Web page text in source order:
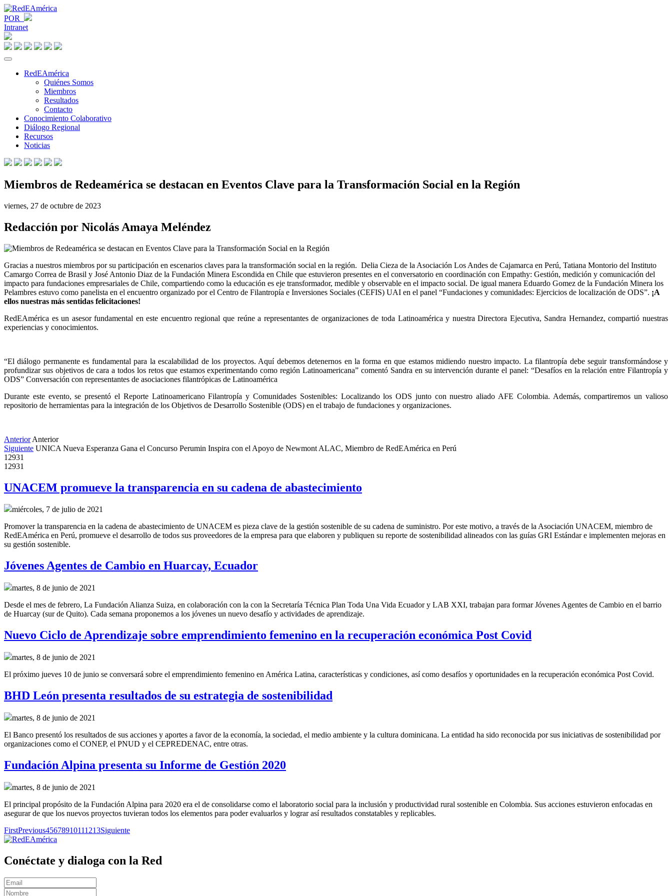
POR
Intranet
RedEAmérica
Quiénes Somos
Miembros
Resultados
Contacto
Conocimiento Colaborativo
Diálogo Regional
Recursos
Noticias
Miembros de Redeamérica se destacan en Eventos Clave para la Transformación Social en la Región
viernes, 27 de octubre de 2023
Redacción por Nicolás Amaya Meléndez
Gracias a nuestros miembros por su participación en escenarios claves para la transformación social en la región.  Delia Cieza de la Asociación Los Andes de Cajamarca en Perú, Tatiana Montorio del Instituto
Camargo Correa de Brasil y José Antonio Diaz de la Fundación Minera Escondida en Chile que estuvieron presentes en el conversatorio en coordinación con Empathy: Gestión, medición y comunicación del
impacto para fundaciones empresariales de Chile, compartiendo como la educación es eje transformador, medible y observable en el impacto social. De igual manera Eduardo Gomez de la Fundación Minera los
Pelambres estuvo como panelista en el encuentro organizado por el Centro de Filantropía e Inversiones Sociales (CEFIS) UAI en el panel “Fundaciones y comunidades: Ejercicios de localización de ODS”. ¡A
ellos nuestras más sentidas felicitaciones!
RedEAmérica es un asesor fundamental en este encuentro regional que reúne a representantes de organizaciones de toda Latinoamérica y nuestra Directora Ejecutiva, Sandra Hernandez, compartió nuestras
experiencias y conocimientos.
“El diálogo permanente es fundamental para la escalabilidad de los proyectos. Aquí debemos detenernos en la forma en que estamos midiendo nuestro impacto. La filantropía debe seguir transformándose y
profundizar sus objetivos de cara a todos los retos que estamos experimentando como región Latinoamericana” comentó Sandra en su intervención durante el panel: “Desafíos en la relación entre Filantropía y
ODS” Conversación con representantes de asociaciones filantrópicas de Latinoamérica
Durante este evento, se presentó el Reporte Latinoamericano Filantropía y Comunidades Sostenibles: Localizando los ODS junto con nuestro aliado AFE Colombia. Además, compartiremos un valioso
repositorio de herramientas para la integración de los Objetivos de Desarrollo Sostenible (ODS) en el trabajo de fundaciones y organizaciones.
Anterior Anterior
Siguiente UNICA Nueva Esperanza Gana el Concurso Perumin Inspira con el Apoyo de Newmont ALAC, Miembro de RedEAmérica en Perú
12931
12931
UNACEM promueve la transparencia en su cadena de abastecimiento
miércoles, 7 de julio de 2021
Promover la transparencia en la cadena de abastecimiento de UNACEM es pieza clave de la gestión sostenible de su cadena de suministro. Por este motivo, a través de la Asociación UNACEM, miembro de
RedEAmérica en Perú, promueve el desarrollo de todos sus proveedores de la empresa para que elaboren y publiquen su reporte de sostenibilidad alineados con las guías GRI Estándar e implementen mejoras en
su gestión sostenible.
Jóvenes Agentes de Cambio en Huarcay, Ecuador
martes, 8 de junio de 2021
Desde el mes de febrero, La Fundación Alianza Suiza, en colaboración con la con la Secretaría Técnica Plan Toda Una Vida Ecuador y LAB XXI, trabajan para formar Jóvenes Agentes de Cambio en el barrio
de Huarcay (sur de Quito). Cada semana proponemos a los jóvenes un nuevo desafío y actividades de aprendizaje.
Nuevo Ciclo de Aprendizaje sobre emprendimiento femenino en la recuperación económica Post Covid
martes, 8 de junio de 2021
El próximo jueves 10 de junio se conversará sobre el emprendimiento femenino en América Latina, características y condiciones, así como desafíos y oportunidades en la recuperación económica Post Covid.
BHD León presenta resultados de su estrategia de sostenibilidad
martes, 8 de junio de 2021
El Banco presentó los resultados de sus acciones y aportes a favor de la economía, la sociedad, el medio ambiente y la cultura dominicana. La entidad ha sido reconocida por sus iniciativas de sostenibilidad por
organizaciones como el CONEP, el PNUD y el CEPREDENAC, entre otras.
Fundación Alpina presenta su Informe de Gestión 2020
martes, 8 de junio de 2021
El principal propósito de la Fundación Alpina para 2020 era el de consolidarse como el laboratorio social para la inclusión y productividad rural sostenible en Colombia. Sus acciones estuvieron enfocadas en
asegurar de que los nuevos proyectos tuvieran todos los elementos para poder evaluarlos y lograr así resultados constatables y replicables.
FirstPrevious45678910111213Siguiente
Conéctate y dialoga con la Red